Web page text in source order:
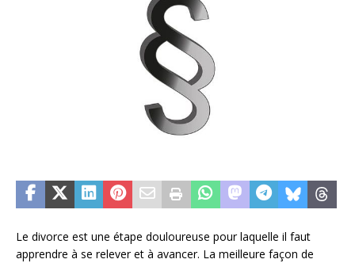
Le divorce est une étape douloureuse pour laquelle il faut
apprendre à se relever et à avancer. La meilleure façon de